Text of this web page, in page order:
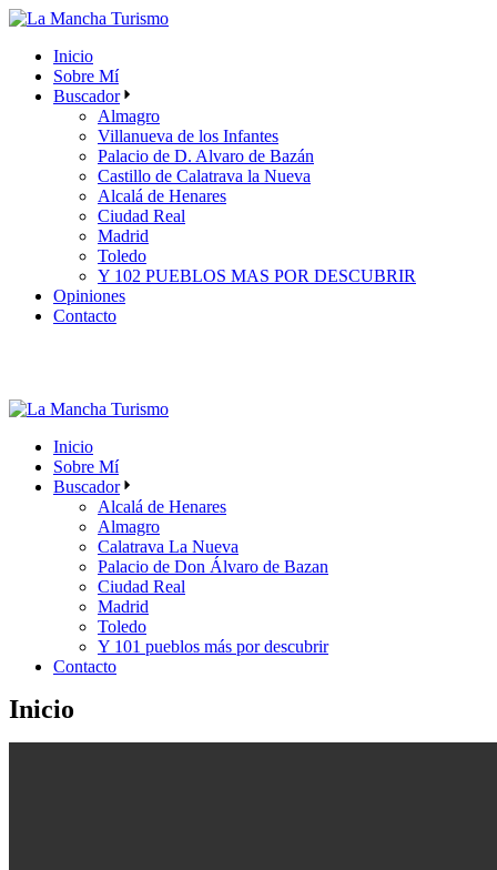
Skip
content
Inicio
Sobre Mí
Buscador
Almagro
Villanueva de los Infantes
Palacio de D. Alvaro de Bazán
Castillo de Calatrava la Nueva
Alcalá de Henares
Ciudad Real
Madrid
Toledo
Y 102 PUEBLOS MAS POR DESCUBRIR
Opiniones
Contacto
Inicio
Sobre Mí
Buscador
Alcalá de Henares
Almagro
Calatrava La Nueva
Palacio de Don Álvaro de Bazan
Ciudad Real
Madrid
Toledo
Y 101 pueblos más por descubrir
Contacto
Inicio